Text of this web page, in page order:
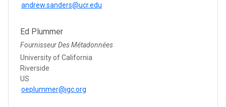
andrew.sanders@ucr.edu
Ed Plummer
Fournisseur Des Métadonnées
University of California
Riverside
US
oeplummer@igc.org